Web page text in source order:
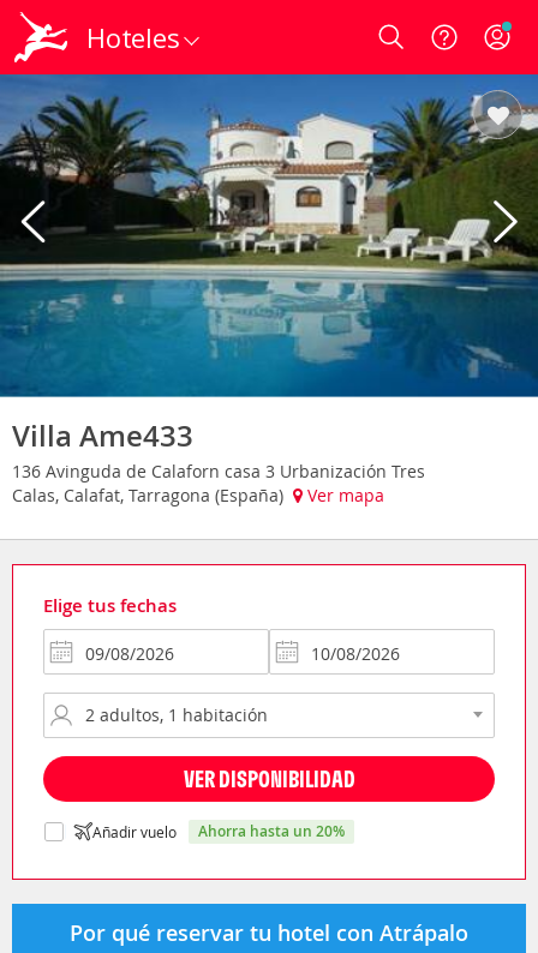
Hoteles Login
Villa Ame433
136 Avinguda de Calaforn casa 3 Urbanización Tres
Calas, Calafat, Tarragona (España)
Ver mapa
Elige tus fechas
VER DISPONIBILIDAD
Añadir vuelo ahorra hasta un 20%
Por qué reservar tu hotel con Atrápalo